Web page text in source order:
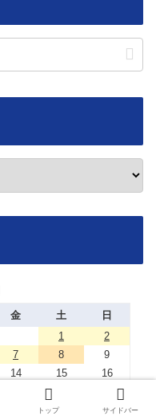
金 土
日
1
2
7 8
9
14 15
16
29 30
トップ サイドバー